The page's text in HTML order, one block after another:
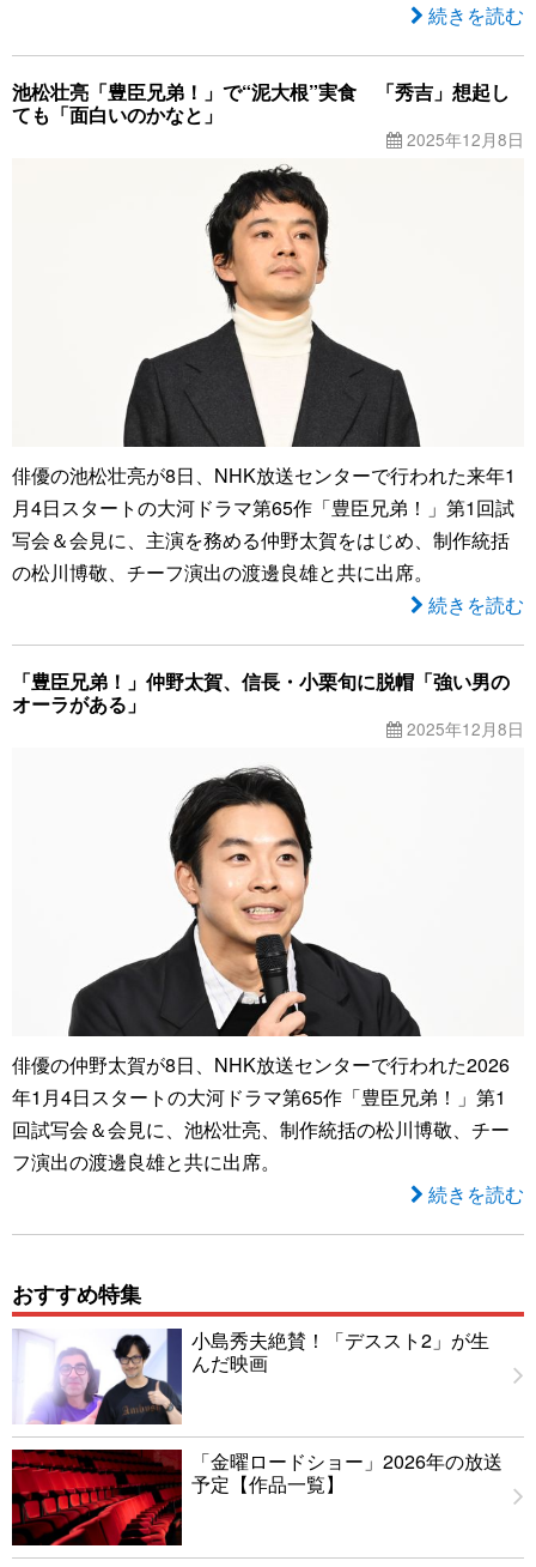
続きを読む
池松壮亮「豊臣兄弟！」で“泥大根”実食 「秀吉」想起し
ても「面白いのかなと」
2025年12月8日
俳優の池松壮亮が8日、NHK放送センターで行われた来年1
月4日スタートの大河ドラマ第65作「豊臣兄弟！」第1回試
写会＆会見に、主演を務める仲野太賀をはじめ、制作統括
の松川博敬、チーフ演出の渡邊良雄と共に出席。
続きを読む
「豊臣兄弟！」仲野太賀、信長・小栗旬に脱帽「強い男の
オーラがある」
2025年12月8日
俳優の仲野太賀が8日、NHK放送センターで行われた2026
年1月4日スタートの大河ドラマ第65作「豊臣兄弟！」第1
回試写会＆会見に、池松壮亮、制作統括の松川博敬、チー
フ演出の渡邊良雄と共に出席。
続きを読む
おすすめ特集
小島秀夫絶賛！「デススト2」が生
んだ映画
「金曜ロードショー」2026年の放送
予定【作品一覧】